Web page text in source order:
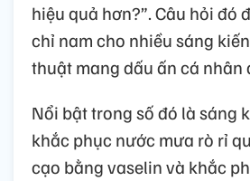
hiệu quả hơn?”. Câu hỏi đó
chỉ nam cho nhiều sáng
thuật mang dấu ấn cá nhân
Nổi bật trong số đó là sáng
khắc phục nước mưa rò rỉ
cạo bằng vaselin và khắc